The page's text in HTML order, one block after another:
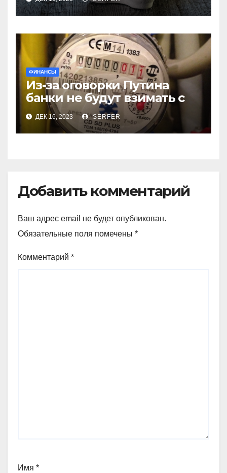
производителей куриных
яиц
ФИНАНСЫ
Из-за оговорки Путина
банки не будут взимать с
пенсионеров
комиссионные за ЖКХ
ДЕК 16, 2023 SERFER
Добавить комментарий
Ваш адрес email не будет опубликован.
Обязательные поля помечены *
Комментарий *
Имя *